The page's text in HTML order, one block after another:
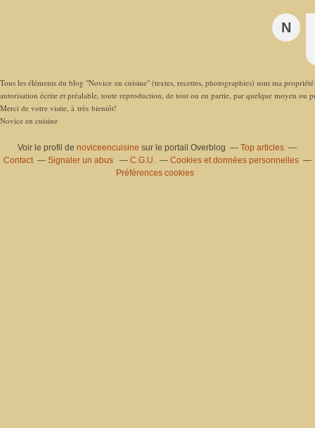
N
Tous les éléments du blog "Novice en cuisine" (textes, recettes, photographies) sont ma
autorisation écrite et préalable, toute reproduction, de tout ou en partie, par quelque moyen ou
Merci de votre visite, à très bientôt!
Novice en cuisine
Voir le profil denoviceencuisine sur le portail Overblog
Top articles
Contact
Signaler un abus C.G.U.
Cookies et données personnelles
Préférences cookies